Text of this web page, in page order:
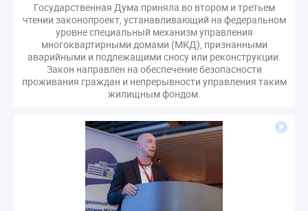
Государственная Дума приняла во втором и третьем
чтении законопроект, устанавливающий на федеральном
уровне специальный механизм управления
многоквартирными домами (МКД), признанными
аварийными и подлежащими сносу или реконструкции.
Закон направлен на обеспечение безопасности
проживания граждан и непрерывности управления таким
жилищным фондом.